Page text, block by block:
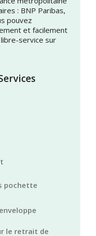
: BNP Paribas,
pouvez
et facilement
service sur
pochette
le retrait de